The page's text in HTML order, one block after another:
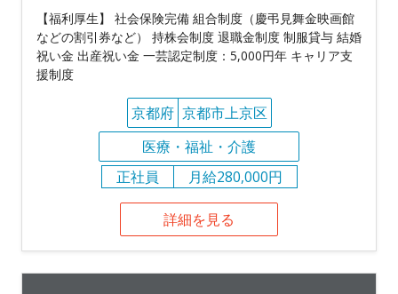
【福利厚生】 社会保険完備 組合制度（慶弔見舞金映画館
などの割引券など） 持株会制度 退職金制度 制服貸与 結婚
祝い金 出産祝い金 一芸認定制度：5,000円年 キャリア支
援制度
京都府 京都市上京区
医療・福祉・介護
正社員
月給280,000円
詳細を見る